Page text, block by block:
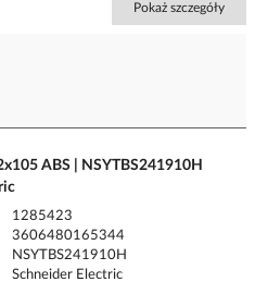
Pokaż szczegóły
ABS | NSYTBS241910H
1285423
3606480165344
NSYTBS241910H
Schneider Electric